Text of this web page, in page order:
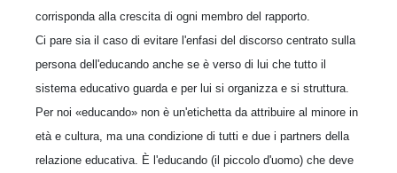
corrisponda alla crescita di ogni membro del rapporto.
Ci pare sia il caso di evitare l'enfasi del discorso centrato sulla
persona dell'educando anche se è verso di lui che tutto il
sistema educativo guarda e per lui si organizza e si struttura.
Per noi «educando» non è un'etichetta da attribuire al minore in
età e cultura, ma una condizione di tutti e due i partners della
relazione educativa. È l'educando (il piccolo d'uomo) che deve